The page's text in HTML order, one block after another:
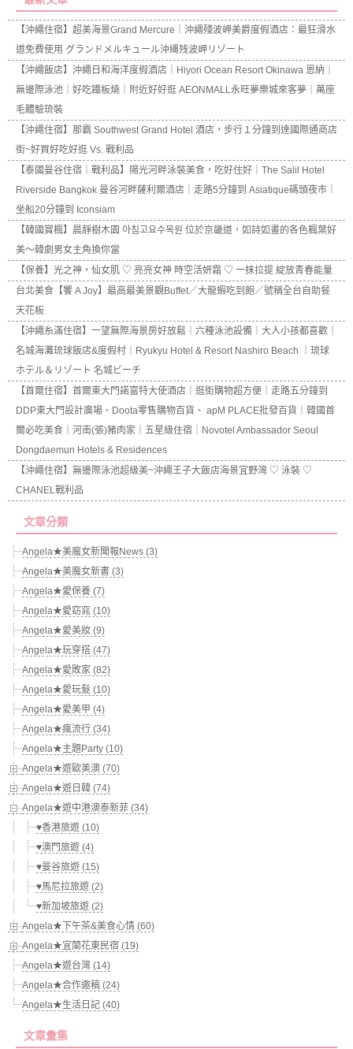
【沖繩住宿】超美海景Grand Mercure｜沖繩殘波岬美爵度假酒店：最狂滑水
道免費使用 グランドメルキュール沖縄残波岬リゾート
【沖繩飯店】沖繩日和海洋度假酒店｜Hiyori Ocean Resort Okinawa 恩納｜
無邊際泳池｜好吃鐵板燒｜附近好好逛 AEONMALL永旺夢樂城來客夢｜萬座
毛體驗琉裝
【沖繩住宿】那霸 Southwest Grand Hotel 酒店，步行１分鐘到達國際通商店
街~好買好吃好逛 Vs. 戰利品
【泰國曼谷住宿｜戰利品】陽光河畔泳裝美食，吃好住好｜The Salil Hotel
Riverside Bangkok 曼谷河畔薩利爾酒店｜走路5分鐘到 Asiatique碼頭夜市｜
坐船20分鐘到 Iconsiam
【韓國賞楓】晨靜樹木園 아침고요수목원 位於京畿道，如詩如畫的各色楓葉好
美～韓劇男女主角換你當
【保養】光之神，仙女肌 ♡ 亮亮女神 時空活妍霜 ♡ 一抹拉提 綻放青春能量
台北美食【饗 A Joy】最高最美景觀Buffet／大龍蝦吃到飽／號稱全台自助餐
天花板
【沖繩糸滿住宿】一望無際海景房好放鬆｜六種泳池設備｜大人小孩都喜歡｜
名城海灘琉球飯店&度假村｜Ryukyu Hotel & Resort Nashiro Beach ｜琉球
ホテル＆リゾート 名城ビーチ
【首爾住宿】首爾東大門諾富特大使酒店｜逛街購物超方便｜走路五分鐘到
DDP東大門設計廣場、Doota零售購物百貨、 apM PLACE批發百貨｜韓國首
爾必吃美食｜河南(張)豬肉家｜五星級住宿｜Novotel Ambassador Seoul
Dongdaemun Hotels & Residences
【沖繩住宿】無邊際泳池超級美~沖繩王子大飯店海景宜野灣 ♡ 泳裝 ♡
CHANEL戰利品
文章分類
Angela★美魔女新聞報News (3)
Angela★美魔女新書 (3)
Angela★愛保養 (7)
Angela★愛窈窕 (10)
Angela★愛美妝 (9)
Angela★玩穿搭 (47)
Angela★愛敗家 (82)
Angela★愛玩髮 (10)
Angela★愛美甲 (4)
Angela★瘋流行 (34)
Angela★主題Party (10)
Angela★遊歐美澳 (70)
Angela★遊日韓 (74)
Angela★遊中港澳泰新菲 (34)
♥香港旅遊 (10)
♥澳門旅遊 (4)
♥曼谷旅遊 (15)
♥馬尼拉旅遊 (2)
♥新加坡旅遊 (2)
Angela★下午茶&美食心情 (60)
Angela★宜蘭花東民宿 (19)
Angela★遊台灣 (14)
Angela★合作邀稿 (24)
Angela★生活日記 (40)
文章彙集